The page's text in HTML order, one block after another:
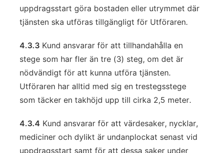
uppdragsstart göra bostaden eller utrymmet där
tjänsten ska utföras tillgängligt för Utföraren.
4.3.3 Kund ansvarar för att tillhandahålla en
stege som har fler än tre (3) steg, om det är
nödvändigt för att kunna utföra tjänsten.
Utföraren har alltid med sig en trestegsstege
som täcker en takhöjd upp till cirka 2,5 meter.
4.3.4 Kund ansvarar för att värdesaker, nycklar,
mediciner och dylikt är undanplockat senast vid
uppdragsstart samt för att dessa saker under